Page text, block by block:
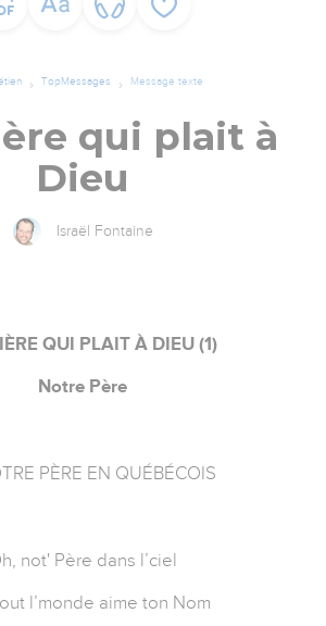
TopMessages Message texte
qui plait à
Dieu
Israël Fontaine
QUI PLAIT À DIEU (1)
Notre Père
PÈRE EN QUÉBÉCOIS
not' Père dans l’ciel
l’monde aime ton Nom